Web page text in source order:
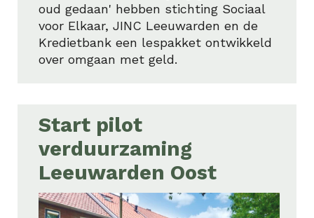
oud gedaan' hebben stichting Sociaal
voor Elkaar, JINC Leeuwarden en de
Kredietbank een lespakket ontwikkeld
over omgaan met geld.
Start pilot
verduurzaming
Leeuwarden Oost